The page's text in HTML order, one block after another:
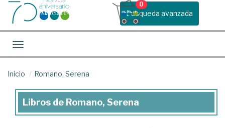
Busqueda avanzada
0
Toggle navigation
Inicio Romano, Serena
Libros
Libros de Romano, Serena